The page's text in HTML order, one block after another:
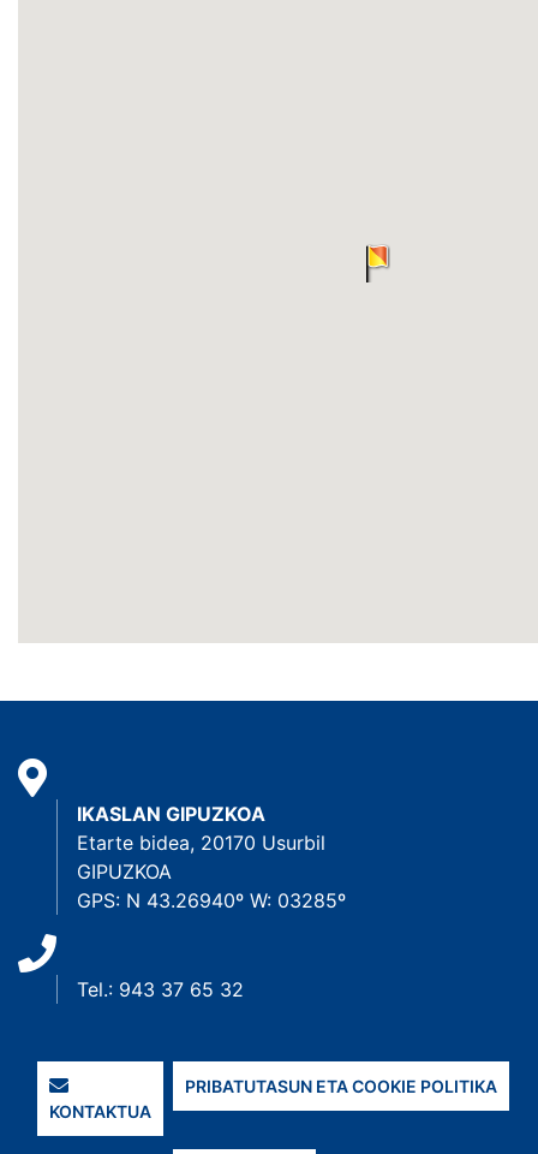
IKASLAN GIPUZKOA
Etarte bidea, 20170 Usurbil
GIPUZKOA
GPS: N 43.26940º W: 03285º
Tel.: 943 37 65 32
KONTAKTUA
PRIBATUTASUN ETA COOKIE POLITIKA